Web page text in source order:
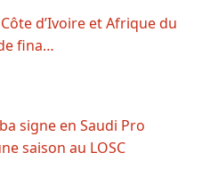
d’Ivoire et Afrique du
fina…
signe en Saudi Pro
saison au LOSC